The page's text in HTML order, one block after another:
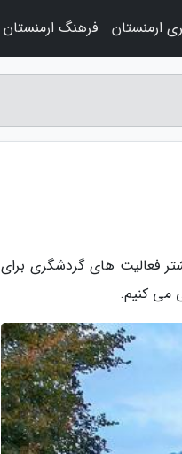
فعالیت های گردشگری برای
ارمنستان فرهنگ ارمنستان